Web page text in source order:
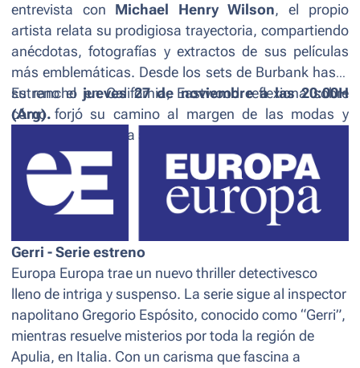
entrevista con Michael Henry Wilson, el propio
artista relata su prodigiosa trayectoria, compartiendo
anécdotas, fotografías y extractos de sus películas
más emblemáticas. Desde los sets de Burbank hasta
su rancho en California, Eastwood reflexiona sobre
cómo forjó su camino al margen de las modas y
utilizó su fama para sacar adelante proyectos únicos.
Estreno eljueves 27 de noviembre a las 20:00H
(Arg).
Gerri - Serie estreno
Europa Europa trae un nuevo thriller detectivesco
lleno de intriga y suspenso. La serie sigue al inspector
napolitano Gregorio Espósito, conocido como “Gerri”,
mientras resuelve misterios por toda la región de
Apulia, en Italia. Con un carisma que fascina a